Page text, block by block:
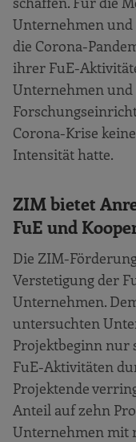
Unternehmen
die Corona-
ihrer FuE-
Unternehmen
Corona-Krise
Intensität hatte.
ZIM bietet
FuE und
Die ZIM-
Verstetigung der
Unternehmen.
untersuchten
Projektbeginn nur
FuE-Aktivitäten
Projektende
Anteil auf zehn
Unternehmen mit